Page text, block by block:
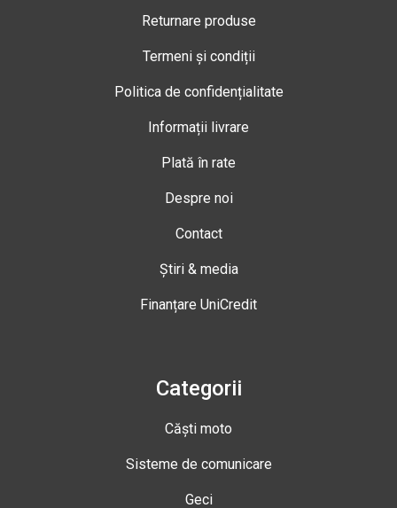
Returnare produse
Termeni și condiții
Politica de confidențialitate
Informații livrare
Plată în rate
Despre noi
Contact
Știri & media
Finanțare UniCredit
Categorii
Căști moto
Sisteme de comunicare
Geci